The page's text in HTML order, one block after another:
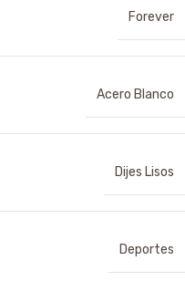
Forever
Acero Blanco
Dijes Lisos
Deportes